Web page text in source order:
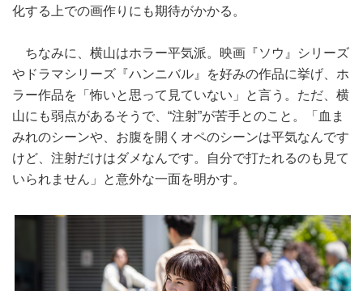
化する上での画作りにも期待がかかる。
ちなみに、横山はホラー平気派。映画『ソウ』シリーズ
やドラマシリーズ『ハンニバル』を好みの作品に挙げ、ホ
ラー作品を「怖いと思って見ていない」と言う。ただ、横
山にも弱点があるそうで、“注射”が苦手とのこと。「血ま
みれのシーンや、お腹を開くオペのシーンは平気なんです
けど、注射だけはダメなんです。自分で打たれるのも見て
いられません」と意外な一面を明かす。